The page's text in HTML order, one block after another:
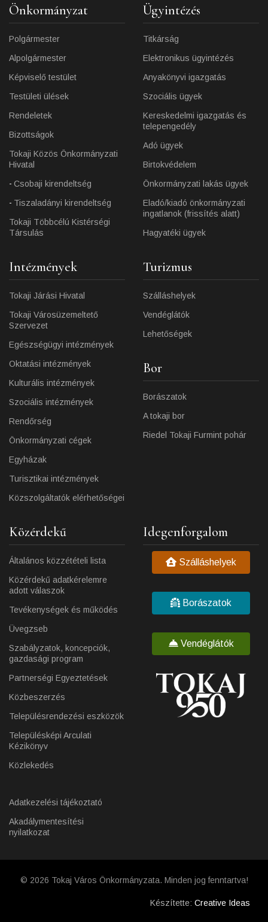
Önkormányzat
Polgármester
Alpolgármester
Képviselő testület
Testületi ülések
Rendeletek
Bizottságok
Tokaji Közös Önkormányzati
Hivatal
Csobaji kirendeltség
Tiszaladányi kirendeltség
Tokaji Többcélú Kistérségi
Társulás
Ügyintézés
Titkárság
Elektronikus ügyintézés
Anyakönyvi igazgatás
Szociális ügyek
Kereskedelmi igazgatás és
telepengedély
Adó ügyek
Birtokvédelem
Önkormányzati lakás ügyek
Eladó/kiadó önkormányzati
ingatlanok (frissítés alatt)
Hagyatéki ügyek
Intézmények
Tokaji Járási Hivatal
Tokaji Városüzemeltető
Szervezet
Egészségügyi intézmények
Oktatási intézmények
Kulturális intézmények
Szociális intézmények
Rendőrség
Önkormányzati cégek
Egyházak
Turisztikai intézmények
Közszolgáltatók elérhetőségei
Turizmus
Szálláshelyek
Vendéglátók
Lehetőségek
Bor
Borászatok
A tokaji bor
Riedel Tokaji Furmint pohár
Közérdekű
Általános közzétételi lista
Közérdekű adatkérelemre
adott válaszok
Tevékenységek és működés
Üvegzseb
Szabályzatok, koncepciók,
gazdasági program
Partnerségi Egyeztetések
Közbeszerzés
Településrendezési eszközök
Településképi Arculati
Kézikönyv
Közlekedés
Adatkezelési tájékoztató
Akadálymentesítési
nyilatkozat
Idegenforgalom
Szálláshelyek
Borászatok
Vendéglátók
© 2026 Tokaj Város Önkormányzata. Minden jog fenntartva!
Készítette: Creative Ideas